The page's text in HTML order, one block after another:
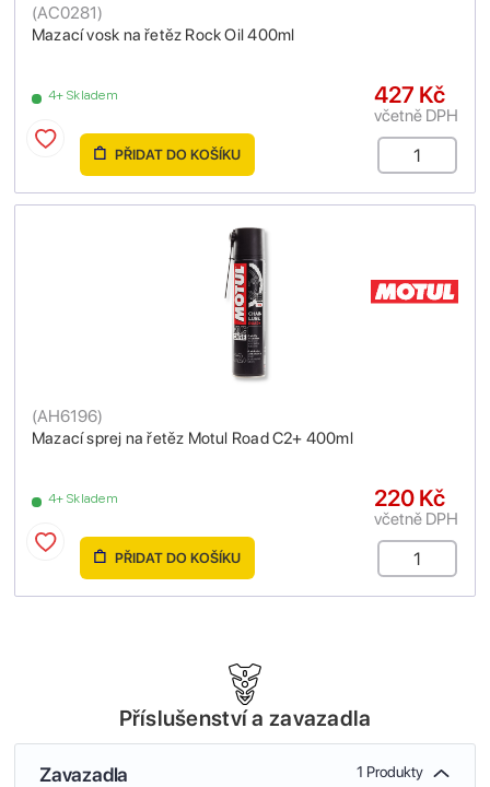
Mazací vosk na řetěz Rock Oil 400ml
(AC0281)
4+ Skladem 427 Kč
včetně DPH
PŘIDAT DO KOŠÍKU
Mazací sprej na řetěz Motul Road C2+ 400ml
(AH6196)
4+ Skladem 220 Kč
včetně DPH
PŘIDAT DO KOŠÍKU
Příslušenství a zavazadla
Zavazadla 1 Produkty